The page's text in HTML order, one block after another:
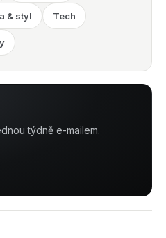
& styl Tech
týdně e-mailem.